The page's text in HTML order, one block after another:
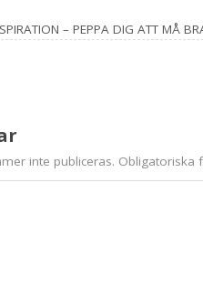
– PEPPA DIG ATT MÅ
inte publiceras. Obligatoriska